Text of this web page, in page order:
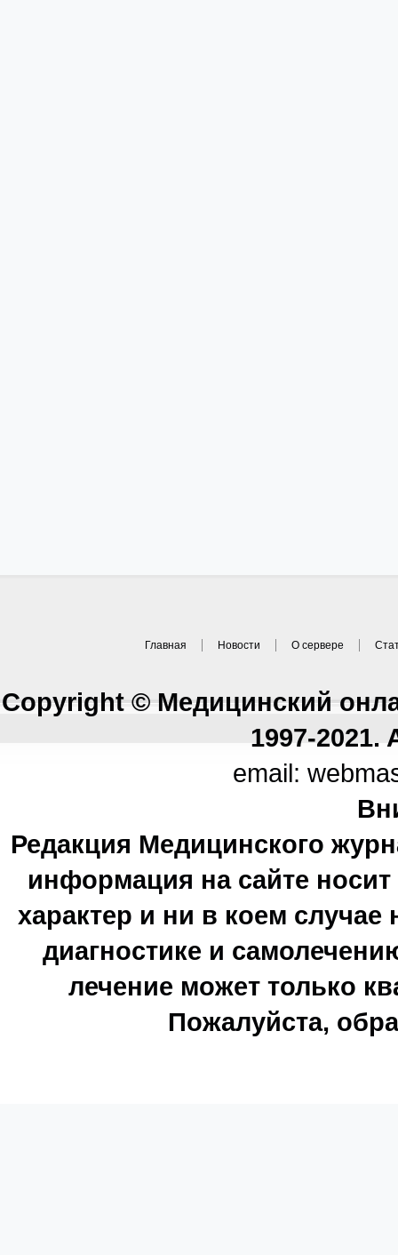
Главная Новости О сервере
Copyright © Медицинский
1997-2021.
email:
Редакция Медицинского
информация на сайте
характер и ни в коем
диагностике и
лечение может только
Пожалуйста,